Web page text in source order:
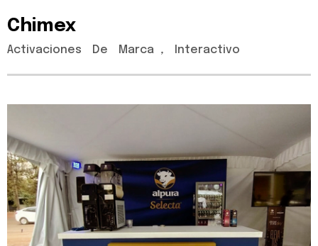
Chimex
Activaciones De Marca , Interactivo